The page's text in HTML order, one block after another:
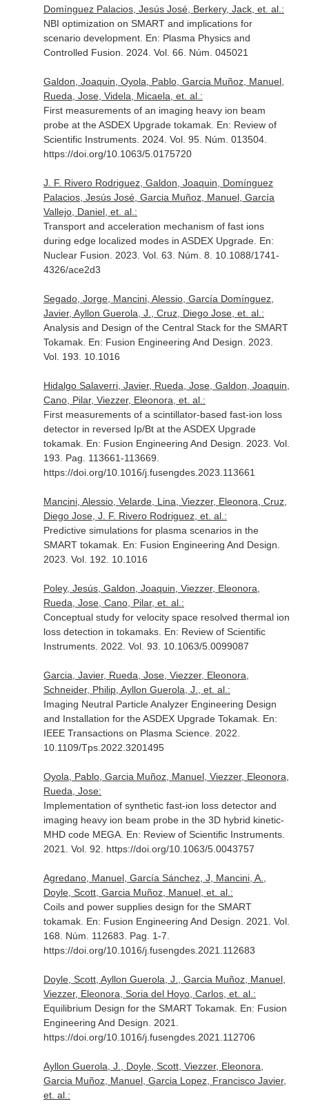
Domínguez Palacios, Jesús José, Berkery, Jack, et. al.:
NBI optimization on SMART and implications for
scenario development. En: Plasma Physics and
Controlled Fusion . 2024. Vol. 66. Núm. 045021
Galdon, Joaquin, Oyola, Pablo, Garcia Muñoz, Manuel,
Rueda, Jose, Videla, Micaela, et. al.:
First measurements of an imaging heavy ion beam
probe at the ASDEX Upgrade tokamak. En: Review of
Scientific Instruments. 2024. Vol. 95. Núm. 013504.
https://doi.org/10.1063/5.0175720
J. F. Rivero Rodriguez, Galdon, Joaquin, Domínguez
Palacios, Jesús José, Garcia Muñoz, Manuel, García
Vallejo, Daniel, et. al.:
Transport and acceleration mechanism of fast ions
during edge localized modes in ASDEX Upgrade. En:
Nuclear Fusion . 2023. Vol. 63. Núm. 8. 10.1088/1741-
4326/ace2d3
Segado, Jorge, Mancini, Alessio, García Domínguez,
Javier, Ayllon Guerola, J., Cruz, Diego Jose, et. al.:
Analysis and Design of the Central Stack for the SMART
Tokamak. En: Fusion Engineering And Design . 2023.
Vol. 193. 10.1016
Hidalgo Salaverri, Javier, Rueda, Jose, Galdon, Joaquin,
Cano, Pilar, Viezzer, Eleonora, et. al.:
First measurements of a scintillator-based fast-ion loss
detector in reversed Ip/Bt at the ASDEX Upgrade
tokamak. En: Fusion Engineering And Design . 2023. Vol.
193. Pag. 113661-113669.
https://doi.org/10.1016/j.fusengdes.2023.113661
Mancini, Alessio, Velarde, Lina, Viezzer, Eleonora, Cruz,
Diego Jose, J. F. Rivero Rodriguez, et. al.:
Predictive simulations for plasma scenarios in the
SMART tokamak. En: Fusion Engineering And Design
2023. Vol. 192. 10.1016
Poley, Jesús, Galdon, Joaquin, Viezzer, Eleonora,
Rueda, Jose, Cano, Pilar, et. al.:
Conceptual study for velocity space resolved thermal ion
loss detection in tokamaks. En: Review of Scientific
Instruments. 2022. Vol. 93. 10.1063/5.0099087
Garcia, Javier, Rueda, Jose, Viezzer, Eleonora,
Schneider, Philip, Ayllon Guerola, J., et. al.:
Imaging Neutral Particle Analyzer Engineering Design
and Installation for the ASDEX Upgrade Tokamak. En:
IEEE Transactions on Plasma Science. 2022.
10.1109/Tps.2022.3201495
Oyola, Pablo, Garcia Muñoz, Manuel, Viezzer, Eleonora,
Rueda, Jose:
Implementation of synthetic fast-ion loss detector and
imaging heavy ion beam probe in the 3D hybrid kinetic-
MHD code MEGA. En: Review of Scientific Instruments.
2021. Vol. 92. https://doi.org/10.1063/5.0043757
Agredano, Manuel, García Sánchez, J, Mancini, A.,
Doyle, Scott, Garcia Muñoz, Manuel, et. al.:
Coils and power supplies design for the SMART
tokamak. En: Fusion Engineering And Design . 2021. Vol.
168. Núm. 112683. Pag. 1-7.
https://doi.org/10.1016/j.fusengdes.2021.112683
Doyle, Scott, Ayllon Guerola, J., Garcia Muñoz, Manuel,
Viezzer, Eleonora, Soria del Hoyo, Carlos, et. al.:
Equilibrium Design for the SMART Tokamak. En: Fusion
Engineering And Design . 2021.
https://doi.org/10.1016/j.fusengdes.2021.112706
Ayllon Guerola, J., Doyle, Scott, Viezzer, Eleonora,
Garcia Muñoz, Manuel, Garcia Lopez, Francisco Javier,
et. al.: